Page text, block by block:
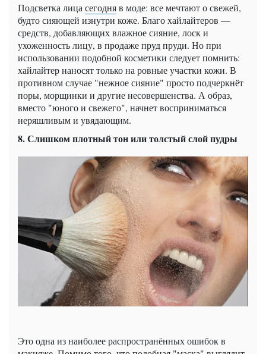
Подсветка лица сегодняв моде: все мечтают о свежей,
будто сияющей изнутри коже. Благо хайлайтеров —
средств, добавляющих влажное сияние, лоск и
ухоженность лицу, в продаже пруд пруди. Но при
использовании подобной косметики следует помнить:
хайлайтер наносят только на ровные участки кожи. В
противном случае "нежное сияние" просто подчеркнёт
поры, морщинки и другие несовершенства. А образ,
вместо "юного и свежего", начнет восприниматься
неряшливым и увядающим.
8. Слишком плотный тон или толстый слой пудры
Это одна из наиболее распространённых ошибок в